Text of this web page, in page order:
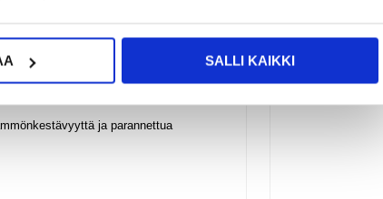
SALLI KAIKKI
ja parannettua